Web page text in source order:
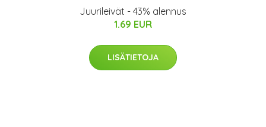
Juurileivät - 43% alennus
1.69 EUR
LISÄTIETOJA